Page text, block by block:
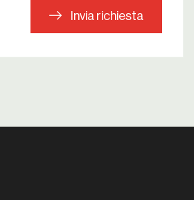
Invia richiesta